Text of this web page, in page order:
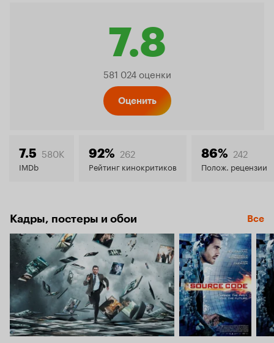
7.8
Рейтинг
7.8
581 024 оценки
Оценить
7.5 580K
IMDb
92% 262
Рейтинг кинокритиков
86% 242
Полож. рецензии
Кадры, постеры и обои Все